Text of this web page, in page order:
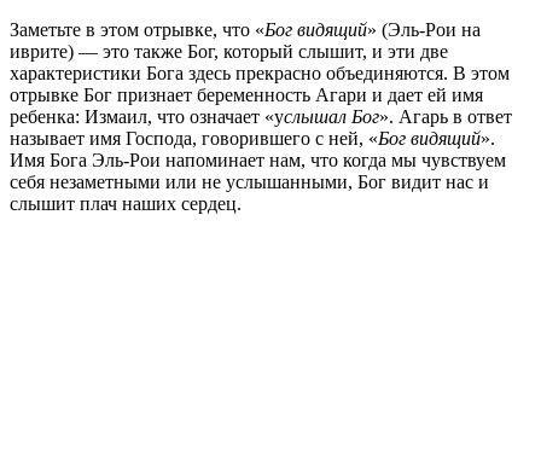
Заметьте в этом отрывке, что «Бог видящий» (Эль-Рои на
иврите) — это также Бог, который слышит, и эти две
характеристики Бога здесь прекрасно объединяются. В этом
отрывке Бог признает беременность Агари и дает ей имя
ребенка: Измаил, что означает «услышал Бог». Агарь в ответ
называет имя Господа, говорившего с ней, «Бог видящий».
Имя Бога Эль-Рои напоминает нам, что когда мы чувствуем
себя незаметными или не услышанными, Бог видит нас и
слышит плач наших сердец.